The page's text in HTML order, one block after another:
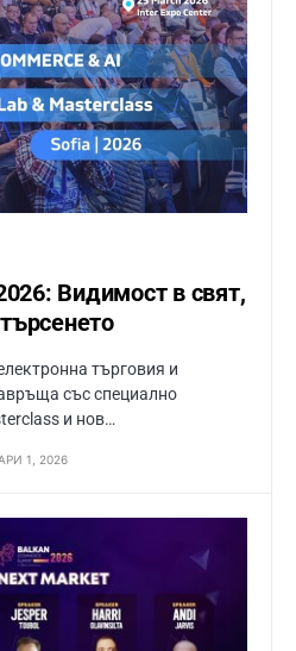
Видимост в свят,
търговия и
със специално
и нов…
1, 2026